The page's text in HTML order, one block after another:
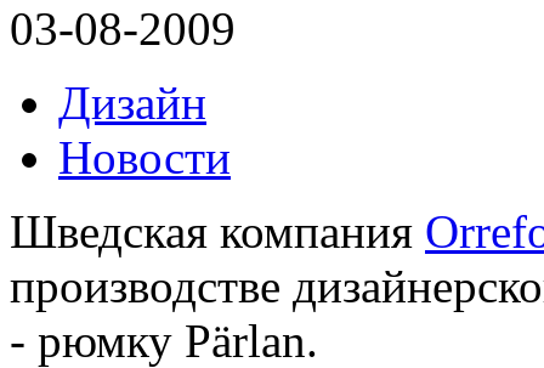
03-08-2009
Дизайн
Новости
Шведская компания
производстве
- рюмку Pärlan.